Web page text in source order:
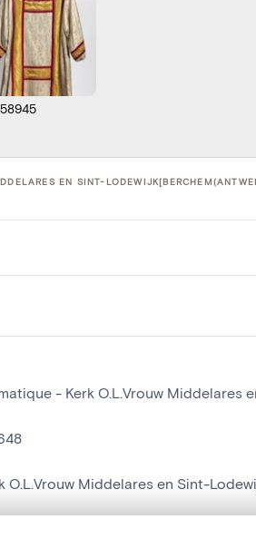
EN SINT-
- Kerk O.L.Vrouw Middelares
O.L.Vrouw Middelares en Sint-